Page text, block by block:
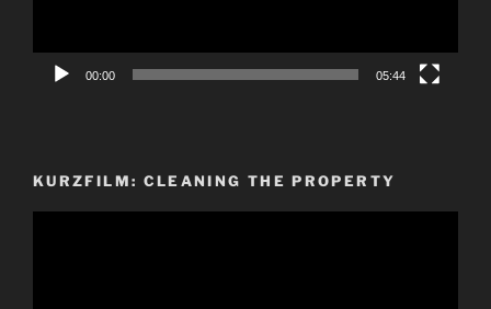
00:00 05:44
KURZFILM: CLEANING THE PROPERTY